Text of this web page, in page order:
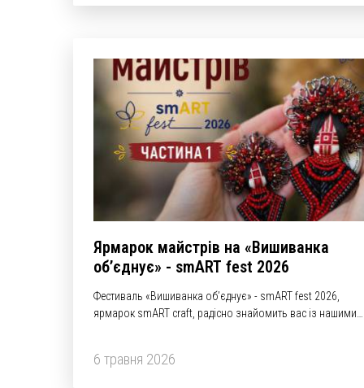
Ярмарок майстрів на «Вишиванка
об’єднує» - smART fest 2026
Фестиваль «Вишиванка об’єднує» - smART fest 2026,
ярмарок smART craft, радісно знайомить вас із нашими
6 травня 2026